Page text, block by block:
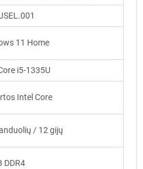
11 Home
i5-1335U
Intel Core
/ 12 gijų
DDR4